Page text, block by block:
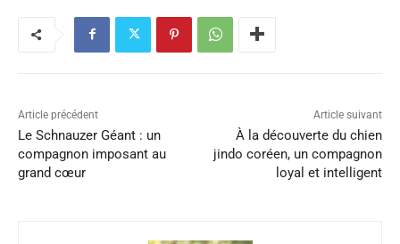
Article précédent
Le Schnauzer Géant : un
compagnon imposant au
grand cœur
Article suivant
À la découverte du chien
jindo coréen, un compagnon
loyal et intelligent